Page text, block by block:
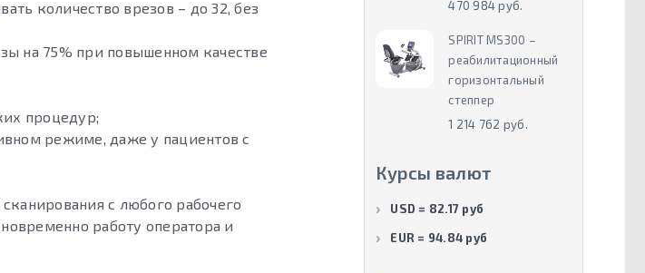
количество врезов – до 32, без
на 75% при повышенном качестве
процедур;
режиме, даже у пациентов с
с любого рабочего
работу оператора и
470 984 руб.
SPIRIT MS300 –
реабилитационный
горизонтальный
степпер
1 214 762 руб.
Курсы валют
USD = 82.17 руб
EUR = 94.84 руб